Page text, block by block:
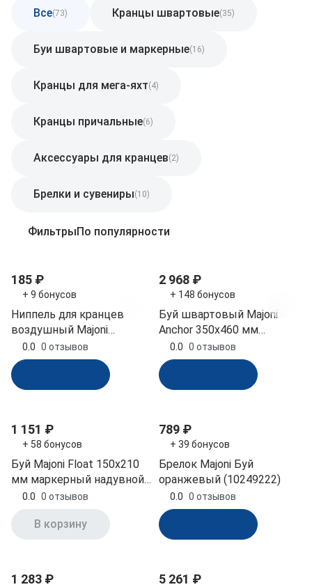
Все(73) Кранцы швартовые(35)
Буи швартовые и маркерные(16)
Кранцы для мега-яхт(4)
Кранцы причальные(6)
Аксессуары для кранцев(2)
Брелки и сувениры(10)
ФильтрыПо популярности
185 ₽
+ 9 бонусов
Ниппель для кранцев
воздушный Majoni
(10253280)
0.0 0 отзывов
2 968 ₽
+ 148 бонусов
Буй швартовый Majoni
Anchor 350х460 мм
оранжевый (10005499)
0.0 0 отзывов
1 151 ₽
+ 58 бонусов
Буй Majoni Float 150х210
мм маркерный надувной
оранжевый (10005491)
0.0 0 отзывов
В корзину
789 ₽
+ 39 бонусов
Брелок Majoni Буй
оранжевый (10249222)
0.0 0 отзывов
1 283 ₽ 5 261 ₽